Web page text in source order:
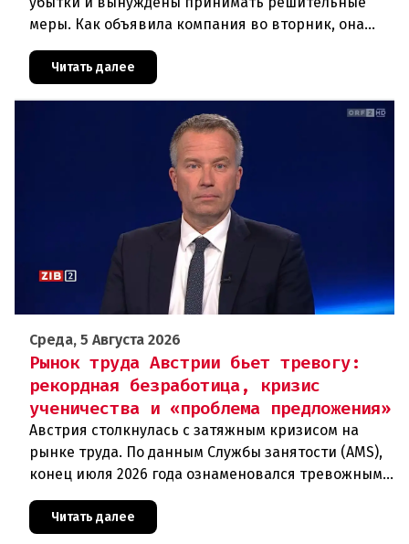
меры. Как объявила компания во вторник, она
Грац.Причиной столь жесткой экономии
Читать далее
Среда, 5 Августа 2026
Рынок труда Австрии бьет тревогу:
рекордная безработица, кризис
ученичества и «проблема предложения»
Австрия столкнулась с затяжным кризисом на
рынке труда. По данным Службы занятости (AMS),
конец июля 2026 года ознаменовался тревожными
зарегистрированы как безрабо
Читать далее